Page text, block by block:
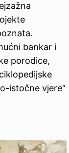
bankar i
porodice,
istočne vjere“